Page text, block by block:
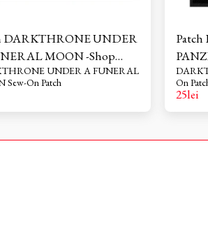
UNDER
MOON -Shop
Rock
UNDER A FUNERAL
MOON Sew-On Patch
Rock
DARKTHRONE
On
25lei